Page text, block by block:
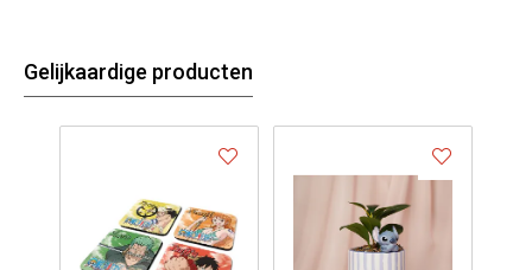
Gelijkaardige producten